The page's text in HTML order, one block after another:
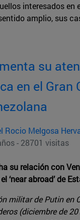
interesados en
amplio, sus
su
en el Gran
Rocio Melgosa
- 28701 visitas
su relación con
‘near abroad’ de
militar de Putin en
(diciembre de